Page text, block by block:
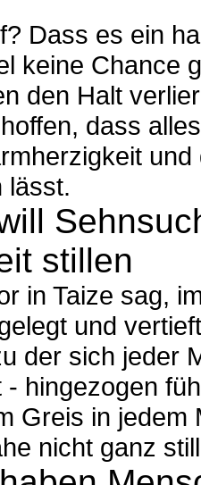
Dass es ein
keine Chance
den Halt
dass
lässt.
stillen
in Taize sag,
und
der sich jeder
- hingezogen
Greis in
nicht ganz